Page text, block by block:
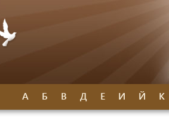
А Б В Д Е И Й К